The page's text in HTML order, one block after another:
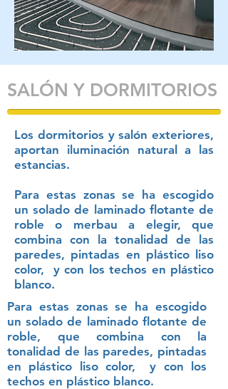
SALÓN Y DORMITORIOS
Los dormitorios y salón exteriores,
aportan iluminación natural a las
estancias.
Para estas zonas se ha escogido
un solado de laminado flotante de
roble o merbau a elegir, que
combina con la tonalidad de las
paredes, pintadas en plástico liso
color, y con los techos en plástico
blanco.
Para estas zonas se ha escogido
un solado de laminado flotante de
roble, que combina con la
tonalidad de las paredes, pintadas
en plástico liso color, y con los
techos en plástico blanco.